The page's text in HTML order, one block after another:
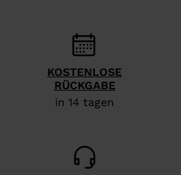
website
version
for
United
KOSTENLOSE
RÜCKGABE
in 14 tagen